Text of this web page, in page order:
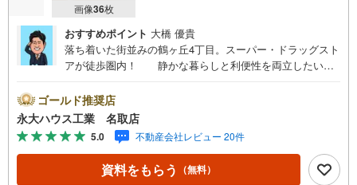
画像36枚
おすすめポイント 大橋 優貴
落ち着いた街並みの鶴ヶ丘4丁目。スーパー・ドラッグスト
アが徒歩圏内！ 静かな暮らしと利便性を両立したい方
大ハウス工業の強み～仙台市を中心に、宮城県内で店舗展
開。 地域密着のネットワークと実績で、お客様の理想の住
まい探しをサポートします。■ 地域密着だからできる“本当
に役立つ提案”戸建・マンション・土地まで幅広く対応。 さ
らに、学校区・買い物環境・交通利便性・子育て環境な
ど、 実際の暮らしを見据えた情報をご提供します。「住ん
ゴールド推奨店
永大ハウス工業 名取店
5.0 不動産会社レビュー 20件
資料をもらう （無料）